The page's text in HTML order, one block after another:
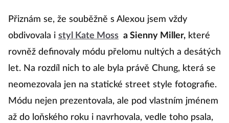
Přiznám se, že souběžně s Alexou jsem vždy
obdivovala i styl Kate Moss a Sienny Miller,které
rovněž definovaly módu přelomu nultých a desátých
let. Na rozdíl nich to ale byla právě Chung, která se
neomezovala jen na statické street style fotografie.
Módu nejen prezentovala, ale pod vlastním jménem
až do loňského roku i navrhovala, vedle toho psala,